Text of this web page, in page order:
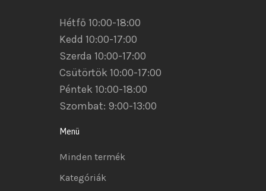
Hétfő 10:00-18:00
Kedd 10:00-17:00
Szerda 10:00-17:00
Csütörtök 10:00-17:00
Péntek 10:00-18:00
Szombat: 9:00-13:00
Menü
Minden termék
Kategóriák